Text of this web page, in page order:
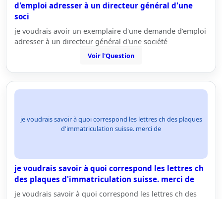
d'emploi adresser à un directeur général d'une
soci
je voudrais avoir un exemplaire d'une demande d'emploi
adresser à un directeur général d'une société
Voir l'Question
je voudrais savoir à quoi correspond les lettres ch des plaques
d'immatriculation suisse. merci de
je voudrais savoir à quoi correspond les lettres ch
des plaques d'immatriculation suisse. merci de
je voudrais savoir à quoi correspond les lettres ch des